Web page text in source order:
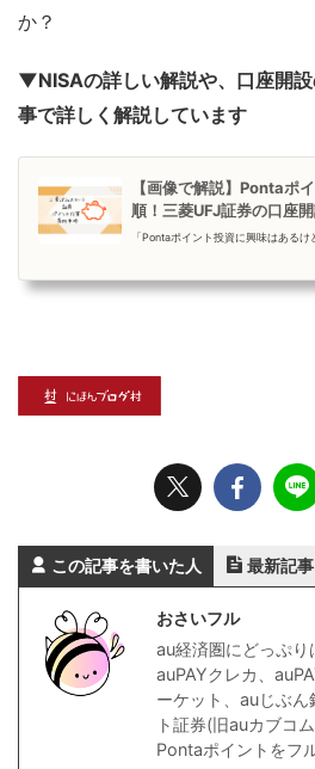
か？
▼NISAの詳しい解説や、口座開
事で詳しく解説しています
【画像で解説】Pontaポ
順！三菱UFJ証券の口座
「Pontaポイント投資に興味はある
を始められます。この記...
この記事を書いた人 最新記事
おさいフル
au経済圏にどっぷり
auPAYクレカ、
ーケット、auじぶ
ト証券(旧auカブコ
Pontaポイントをフ